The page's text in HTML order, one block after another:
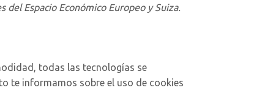
Espacio Económico Europeo y Suiza.
todas las tecnologías se
te informamos sobre el uso de cookies